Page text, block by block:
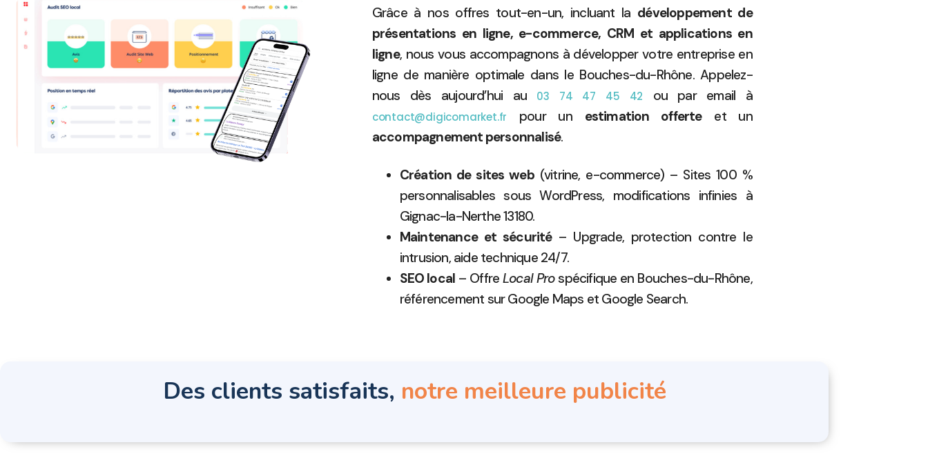
Grâce à nos offres tout-en-un, incluant la développement de
présentations en ligne, e-commerce, CRM et applications en
ligne, nous vous accompagnons à développer votre entreprise en
ligne de manière optimale dans le Bouches-du-Rhône. Appelez-
nous dès aujourd’hui au
03 74 47 45 42 ou par email à
contact@digicomarket.fr pour un estimation offerteet un
accompagnement personnalisé.
Création de sites web(vitrine, e-commerce) – Sites 100 %
personnalisables sous WordPress, modifications infinies à
Gignac-la-Nerthe 13180.
Maintenance et sécurité– Upgrade, protection contre le
intrusion, aide technique 24/7.
SEO local – OffreLocal Prospécifique en Bouches-du-Rhône,
référencement sur Google Maps et Google Search.
Des clients satisfaits, notre meilleure publicité